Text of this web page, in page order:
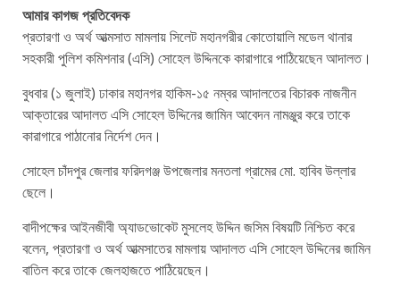
আমার কাগজ প্রতিবেদক
প্রতারণা ও অর্থ আত্মসাত মামলায় সিলেট মহানগরীর কোতোয়ালি মডেল থানার
সহকারী পুলিশ কমিশনার (এসি) সোহেল উদ্দিনকে কারাগারে পাঠিয়েছেন আদালত।
বুধবার (১ জুলাই) ঢাকার মহানগর হাকিম-১৫ নম্বর আদালতের বিচারক নাজনীন
আক্তারের আদালত এসি সোহেল উদ্দিনের জামিন আবেদন নামঞ্জুর করে তাকে
কারাগারে পাঠানোর নির্দেশ দেন।
সোহেল চাঁদপুর জেলার ফরিদগঞ্জ উপজেলার মনতলা গ্রামের মো. হাবিব উল্লার
ছেলে।
বাদীপক্ষের আইনজীবী অ্যাডভোকেট মুসলেহ উদ্দিন জসিম বিষয়টি নিশ্চিত করে
বলেন, প্রতারণা ও অর্থ আত্মসাতের মামলায় আদালত এসি সোহেল উদ্দিনের জামিন
বাতিল করে তাকে জেলহাজতে পাঠিয়েছেন।